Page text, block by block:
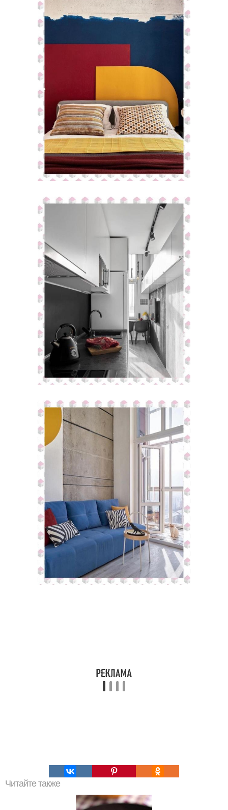
Читайте также